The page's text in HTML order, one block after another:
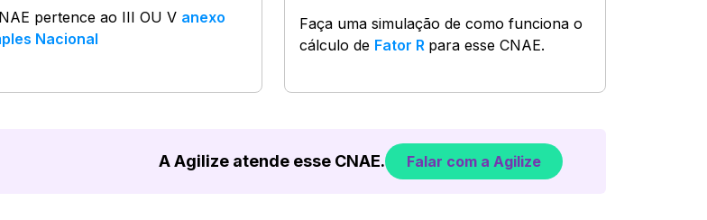
pertence ao III OU V anexo
Nacional
Faça uma simulação de como funciona o
cálculo de Fator R para esse CNAE.
A Agilize atende esse CNAE. Falar com a Agilize